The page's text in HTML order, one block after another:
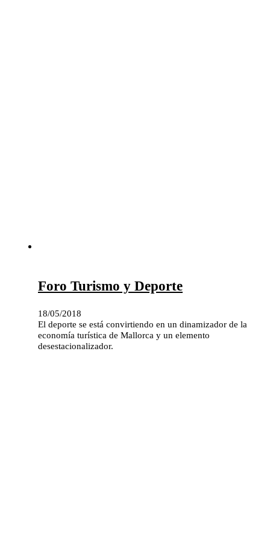
Foro Turismo y Deporte
18/05/2018
El deporte se está convirtiendo en un dinamizador de la
economía turística de Mallorca y un elemento
desestacionalizador.